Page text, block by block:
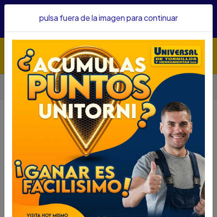
confianza&nbsp;Recibe un KIT PARRILLERO por compras
Inicio Seguridad
Cerraduras
CERRADURA PHILLIPS SOBREPONER 4060 SD 0012160
CERRADURA PHILLIPS SOBREPONER
4060 SD 0012160
CERRADURA PHILLIPS SOBREPONER 4060 SD
0012160
SKU... 43380169
DESCRIPCIÓN...
pulsa fuera de la imagen para continuar